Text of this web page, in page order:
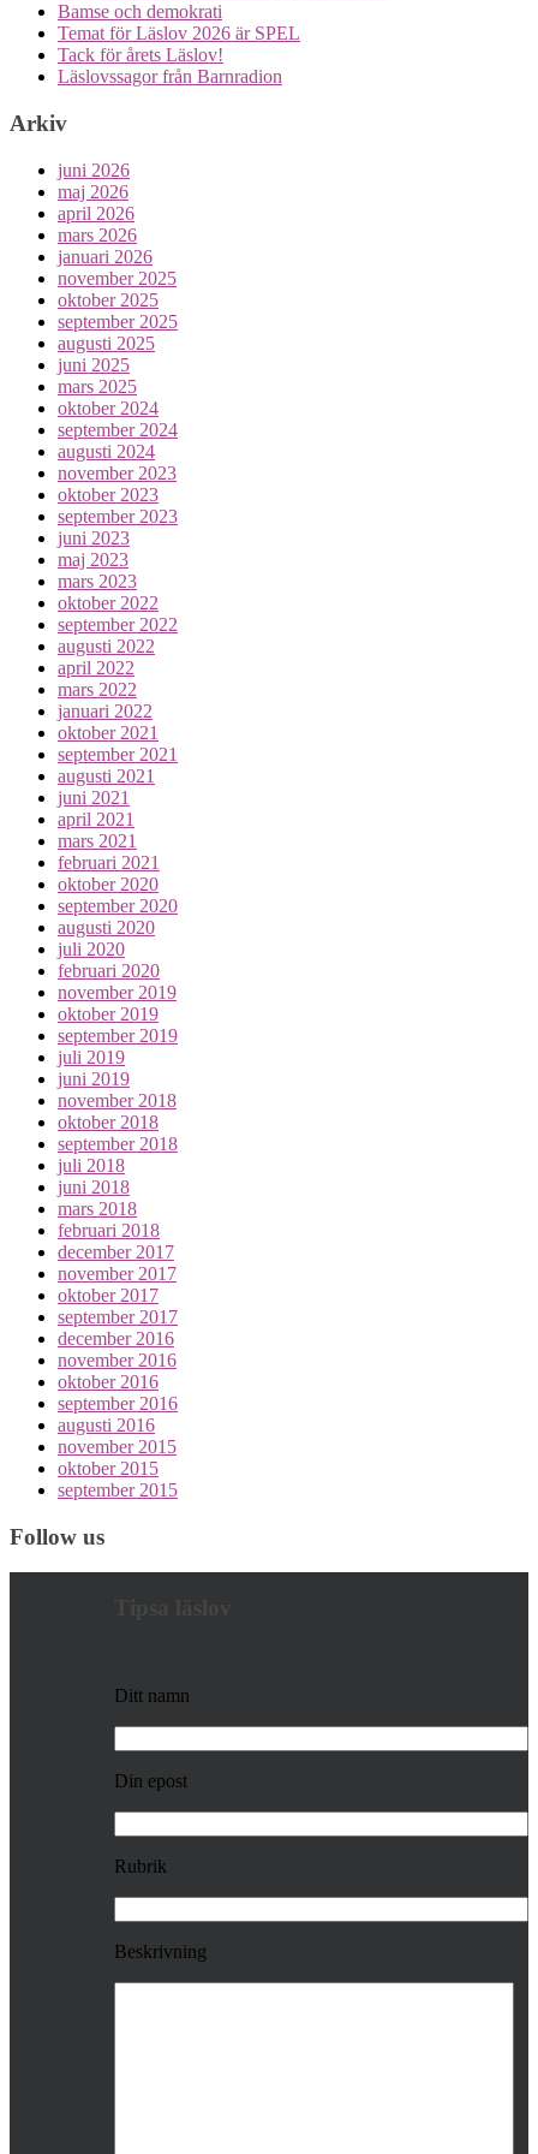
Bamse och demokrati
Temat för Läslov 2026 är SPEL
Tack för årets Läslov!
Läslovssagor från Barnradion
Arkiv
juni 2026
maj 2026
april 2026
mars 2026
januari 2026
november 2025
oktober 2025
september 2025
augusti 2025
juni 2025
mars 2025
oktober 2024
september 2024
augusti 2024
november 2023
oktober 2023
september 2023
juni 2023
maj 2023
mars 2023
oktober 2022
september 2022
augusti 2022
april 2022
mars 2022
januari 2022
oktober 2021
september 2021
augusti 2021
juni 2021
april 2021
mars 2021
februari 2021
oktober 2020
september 2020
augusti 2020
juli 2020
februari 2020
november 2019
oktober 2019
september 2019
juli 2019
juni 2019
november 2018
oktober 2018
september 2018
juli 2018
juni 2018
mars 2018
februari 2018
december 2017
november 2017
oktober 2017
september 2017
december 2016
november 2016
oktober 2016
september 2016
augusti 2016
november 2015
oktober 2015
september 2015
Follow us
Ditt namn
Din epost
Rubrik
Beskrivning